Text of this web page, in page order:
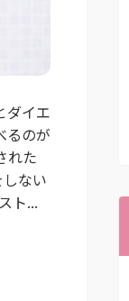
ダイエ
るのが
れた
ない
ト...